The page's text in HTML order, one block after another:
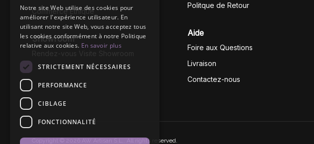
Commerce Éthique
Showroom
Politque de Retour
Aide
Foire aux Questions
Livraison
Contactez-nous
Copyright © 2026 AW Artisan S.L,. All rights reserved.
Notre site Web utilise des cookies pour
améliorer l'expérience utilisateur. En
utilisant notre site Web, vous acceptez tous
les cookies conformément à notre Politique
relative aux cookies. En savoir plus
STRICTEMENT NÉCESSAIRES
PERFORMANCE
CIBLAGE
FONCTIONNALITÉ